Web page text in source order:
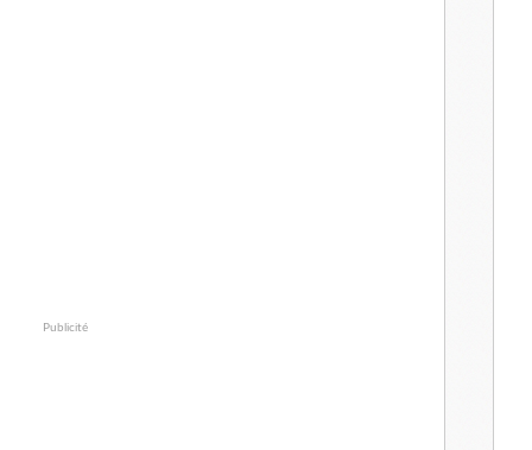
Publicité